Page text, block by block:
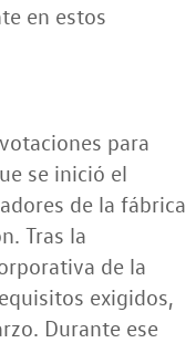
en estos
para
se inició el
de la fábrica
Tras la
de la
exigidos,
Durante ese